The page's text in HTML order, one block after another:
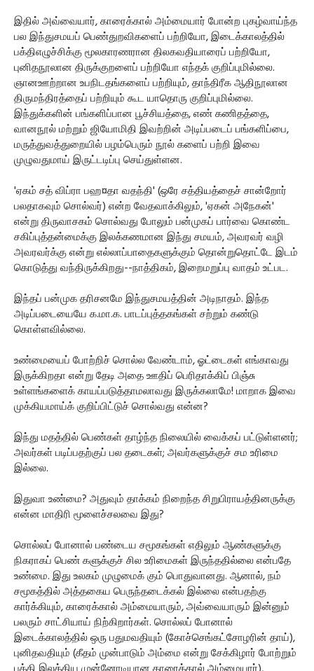
இதில் அவ்வையார், காரைக்கால் அம்மையார் போன்ற புகழ்வாய்ந்த
பல இந்துசமயப் பெண்துறவிகளைப் பற்றியோ, இடைக்காலத்தில்
பக்திஎழுச்சிக்கு மூலகாரணரான திலகவதியாரைப் பற்றியோ,
புனிதநூலான திருக்குறளைப் பற்றியோ எந்தக் குறிப்புமில்லை.
ஞானஊற்றான உபநிடதங்களைப் பற்றியும், தாந்திரீக ஆதிநூலான
திருமந்திரத்தைப் பற்றியும் கூட யாதொரு குறிப்புமில்லை.
இந்துக்களின் பங்களிப்பான பூச்சியத்தை, எண் கணிதத்தை,
வானநூல் மற்றும் ஜியோமிதி இவற்றின் அடிப்படைப் பங்களிப்பை,
மருத்துவத்துறையில் பழம்பெரும் நூல் களைப் பற்றி இவை
முழுவதுமாய் இருட்டடிப்பு செய்துள்ளன.
'ஏகம் சத் விப்ரா பஹ¤தா வதந்தி' (ஒரே சத்தியத்தைச் சான்றோர்
பலதாகவும் சொல்வர்) என்ற வேதவாக்கிலும், 'ஏகன் அநேகன்'
என்று திருவாசகம் சொல்வது போலும் பன்முகப் பார்வை கொண்ட
சகிப்புத்தன்மைக்கு இலக்கணமான இந்து சமயம், அவரவர் வழி
அவரவர்க்கு என்று எல்லாப்பாதைகளுக்கும் தொன்றுதொட்டே இடம்
கொடுத்து வந்திருக்கிறது--நாத்திகம், இறைமறுப்பு வாதம் உட்பட.
இந்தப் பன்முக தரிசனமே இந்துசமயத்தின் அடிநாதம். இந்த
அடிப்படையையே க.மா.க. பாடப்புத்தகங்கள் சற்றும் கண்டு
கொள்ளவில்லை.
உண்மையைப் போற்றிச் சொல்ல வேண்டாம், ஓட்டைகள் எங்காவது
இருக்கிறதா என்று தேடி அதை ஊதிப் பெரிதாக்கிப் பிஞ்சு
உள்ளங்களைக் காயப்படுத்தாமலாவது இருக்கலாமே! மாறாக இவை
முக்கியமாய்க் குறிப்பிட்டுச் சொல்வது என்ன?
இந்து மதத்தில் பெண்கள் தாழ்ந்த நிலையில் வைக்கப் பட்டுள்ளனர்;
அவர்கள் படிப்பதற்குப் பல தடைகள்; அவர்களுக்குச் சம உரிமை
இல்லை.
இதுவா உண்மை? அதுவும் தாக்கம் நிறைந்த சிறுபிராயத்தினருக்கு
என்ன மாதிரி மூளைச்சலவை இது?
சொல்லப் போனால் பண்டைய சமூகங்கள் எதிலும் ஆண்களுக்கு
நிகராகப் பெண் களுக்குச் சில உரிமைகள் இருந்ததில்லை என்பதே
உண்மை. இது உலகம் முழுமைக் கும் பொதுவானது. ஆனால், நம்
சமூகத்தில் அத்தகைய பெருந்தடைக்கல் இல்லை என்பதற்கு
கார்க்கியும், காரைக்கால் அம்மையாரும், அவ்வையாரும் இன்னும்
பலரும் சாட்சியாய் நிற்கிறார்கள். சொல்லப் போனால்
இடைக்காலத்தில் ஒரு பதுமவதியும் (கோச்செங்கட்சோழரின் தாய்),
புனிதவதியும் (கீதம் முன்பாடும் அம்மை என்று சேக்கிழார் போற்றும்